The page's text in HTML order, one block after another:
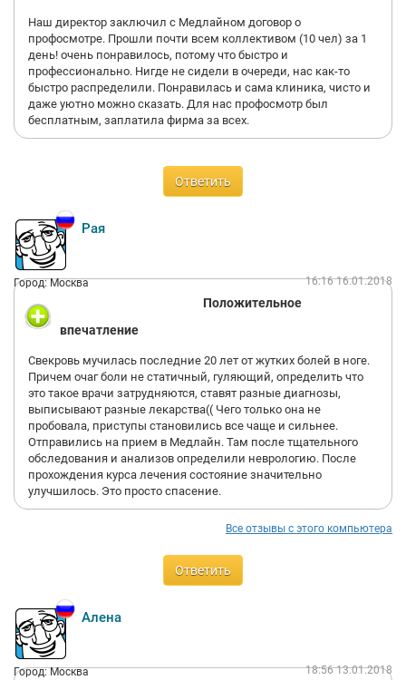
Наш директор заключил с Медлайном договор о
профосмотре. Прошли почти всем коллективом (10 чел) за 1
день! очень понравилось, потому что быстро и
профессионально. Нигде не сидели в очереди, нас как-то
быстро распределили. Понравилась и сама клиника, чисто и
даже уютно можно сказать. Для нас профосмотр был
бесплатным, заплатила фирма за всех.
Ответить
Рая
Город: Москва 16:16 16.01.2018
Положительное
впечатление
Свекровь мучилась последние 20 лет от жутких болей в ноге.
Причем очаг боли не статичный, гуляющий, определить что
это такое врачи затрудняются, ставят разные диагнозы,
выписывают разные лекарства(( Чего только она не
пробовала, приступы становились все чаще и сильнее.
Отправились на прием в Медлайн. Там после тщательного
обследования и анализов определили неврологию. После
прохождения курса лечения состояние значительно
улучшилось. Это просто спасение.
Все отзывы с этого компьютера
Ответить
Алена
Город: Москва 18:56 13.01.2018